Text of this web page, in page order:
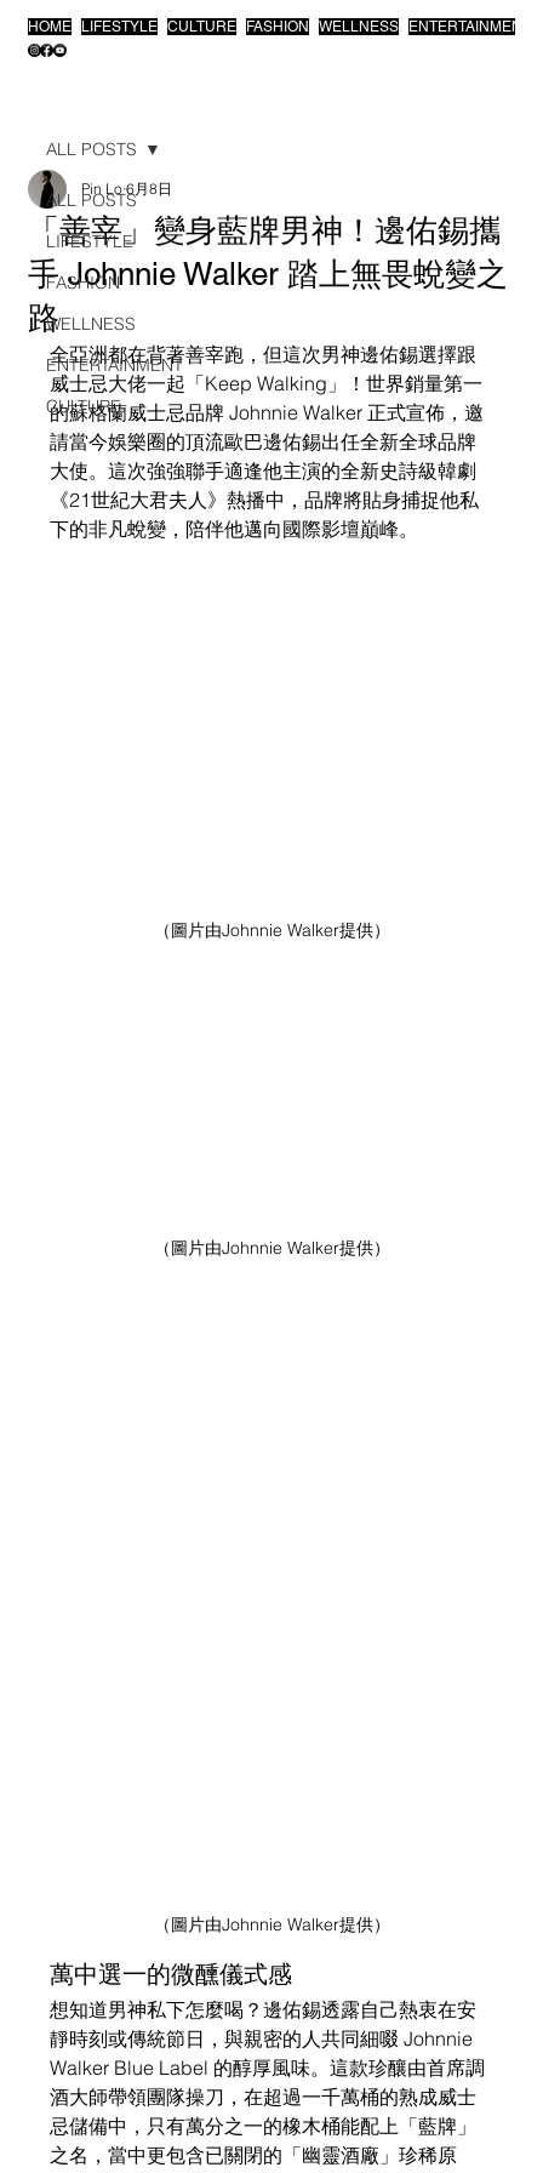
HOME LIFESTYLE CULTURE FASHION WELLNESS ENTERTAINMENT
ALL POSTS
LIFESTYLE
FASHION
WELLNESS
ENTERTAINMENT
CULTURE
ALL POSTS
「善宰」變身藍牌男神！邊佑錫攜
手 Johnnie Walker 踏上無畏蛻變之
路
Pin Lo 6月8日
全亞洲都在背著善宰跑，但這次男神邊佑錫選擇跟
威士忌大佬一起「Keep Walking」！世界銷量第一
的蘇格蘭威士忌品牌 Johnnie Walker 正式宣佈，邀
請當今娛樂圈的頂流歐巴邊佑錫出任全新全球品牌
大使。這次強強聯手適逢他主演的全新史詩級韓劇
《21世紀大君夫人》熱播中，品牌將貼身捕捉他私
下的非凡蛻變，陪伴他邁向國際影壇巔峰。
（圖片由Johnnie Walker提供）
（圖片由Johnnie Walker提供）
（圖片由Johnnie Walker提供）
萬中選一的微醺儀式感
想知道男神私下怎麼喝？邊佑錫透露自己熱衷在安
靜時刻或傳統節日，與親密的人共同細啜 Johnnie
Walker Blue Label 的醇厚風味。這款珍釀由首席調
酒大師帶領團隊操刀，在超過一千萬桶的熟成威士
忌儲備中，只有萬分之一的橡木桶能配上「藍牌」
之名，當中更包含已關閉的「幽靈酒廠」珍稀原